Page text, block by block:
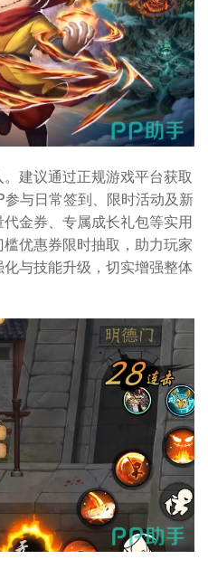
建议通过正规游戏平台获取
与日常签到、限时活动及新
金券、专属成长礼包等实用
优惠券限时抽取，助力玩家
与技能升级，切实增强整体